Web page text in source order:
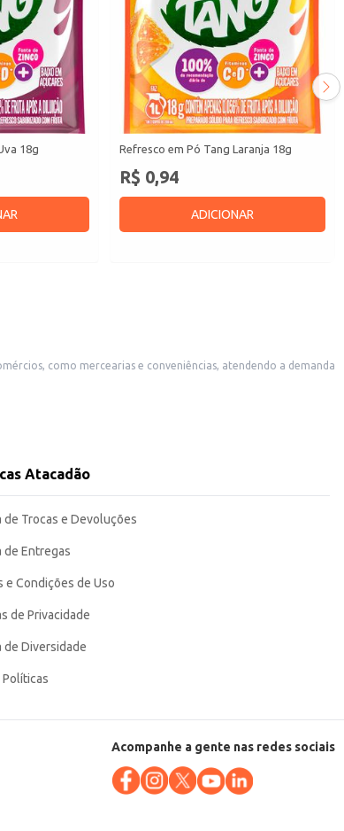
18g Refresco em Pó Tang Laranja 18g
R$ 0,94
ADICIONAR
escolha adequada para diferentes contextos, desde o
Atacadão
de Trocas e Devoluções
de Entregas
e Condições de Uso
de Privacidade
de Diversidade
Acompanhe a gente nas redes sociais